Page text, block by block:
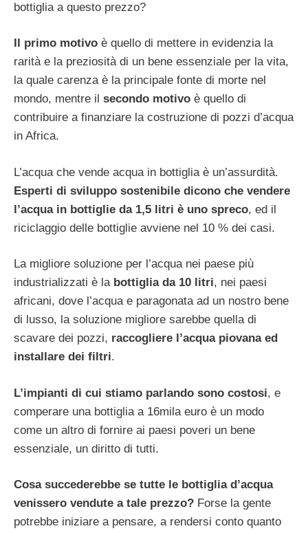
bottiglia a questo prezzo?
Il primo motivo è quello di mettere in evidenzia la
rarità e la preziosità di un bene essenziale per la vita,
la quale carenza è la principale fonte di morte nel
mondo, mentre il secondo motivo è quello di
contribuire a finanziare la costruzione di pozzi d’acqua
in Africa.
L’acqua che vende acqua in bottiglia è un’assurdità.
Esperti di sviluppo sostenibile dicono che vendere
l’acqua in bottiglie da 1,5 litri è uno spreco, ed il
riciclaggio delle bottiglie avviene nel 10 % dei casi.
La migliore soluzione per l’acqua nei paese più
industrializzati è la bottiglia da 10 litri, nei paesi
africani, dove l’acqua e paragonata ad un nostro bene
di lusso, la soluzione migliore sarebbe quella di
scavare dei pozzi, raccogliere l’acqua piovana ed
installare dei filtri.
L’impianti di cui stiamo parlando sono costosi, e
comperare una bottiglia a 16mila euro è un modo
come un altro di fornire ai paesi poveri un bene
essenziale, un diritto di tutti.
Cosa succederebbe se tutte le bottiglia d’acqua
venissero vendute a tale prezzo? Forse la gente
potrebbe iniziare a pensare, a rendersi conto quanto